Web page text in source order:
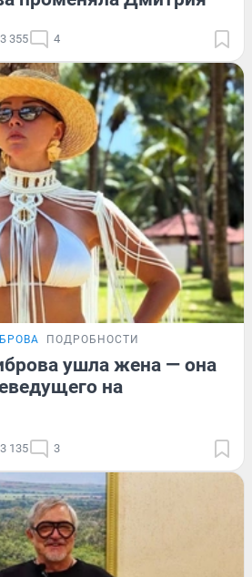
3 355 4
ПОДРОБНОСТИ
ушла жена — она
на
3 135 3